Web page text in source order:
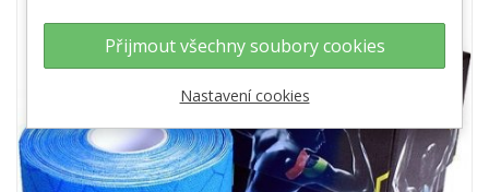
Přijmout všechny soubory cookies
Nastavení cookies